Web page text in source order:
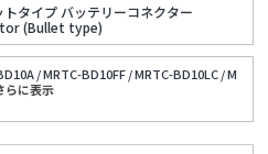
タイプ バッテリーコネクター
(Bullet type)
/MRTC-BD10FF /MRTC-BD10LC /M
らに表⽰